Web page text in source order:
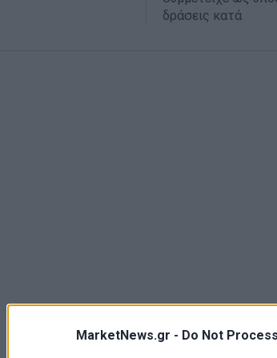
MarketNews.gr - Do Not
δράσεις κατά